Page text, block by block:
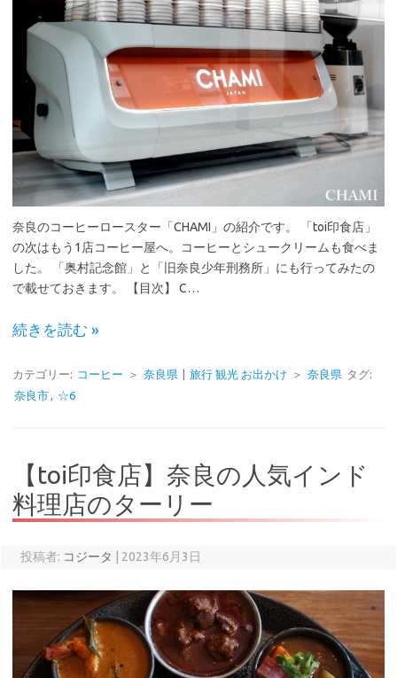
奈良のコーヒーロースター「CHAMI」の紹介です。 「toi印食店」
の次はもう1店コーヒー屋へ。コーヒーとシュークリームも食べま
した。 「奥村記念館」と「旧奈良少年刑務所」にも行ってみたの
で載せておきます。 【目次】 C…
続きを読む »
カテゴリー: コーヒー ＞ 奈良県 旅行 観光 お出かけ ＞ 奈良県 タグ:
奈良市, ☆6
【toi印食店】奈良の人気インド
料理店のターリー
投稿者: コジータ 2023年6月3日